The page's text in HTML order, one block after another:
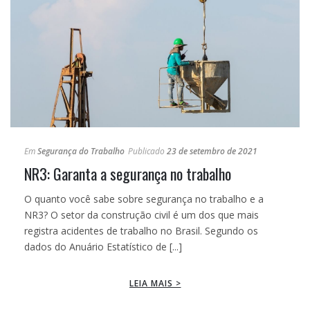
EmSegurança do Trabalho Publicado 23 de setembro de 2021
NR3: Garanta a segurança no trabalho
O quanto você sabe sobre segurança no trabalho e a
NR3? O setor da construção civil é um dos que mais
registra acidentes de trabalho no Brasil. Segundo os
dados do Anuário Estatístico de [...]
LEIA MAIS >